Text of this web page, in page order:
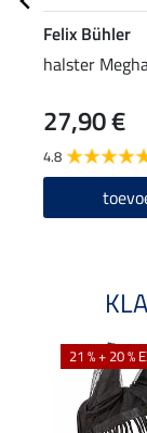
Felix Bühler
halster
27,90 €
4.8
21 % + 20 %